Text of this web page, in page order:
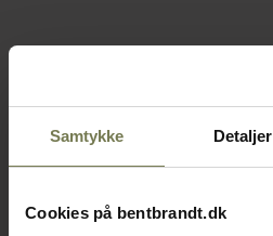
Samtykke Detaljer
Cookies på bentbrandt.dk